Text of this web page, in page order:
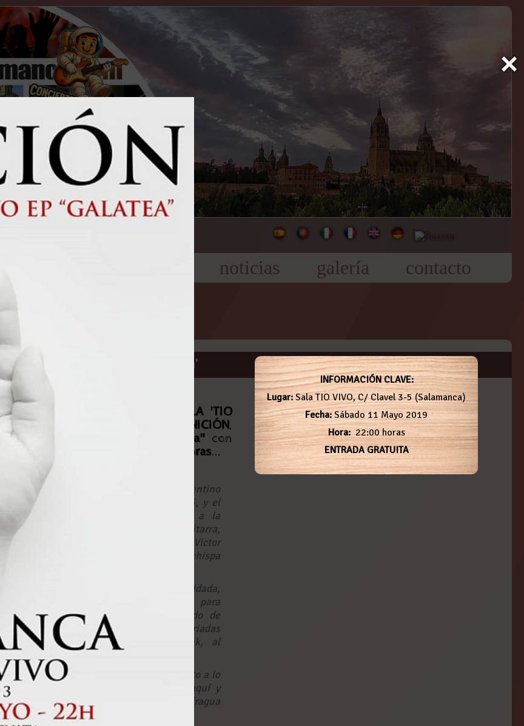
noticias galería contacto
×
INFORMACIÓN CLAVE:
Lugar:Sala TIO VIVO, C/ Clavel 3-5 (Salamanca)
Fecha:Sábado 11 Mayo 2019
Hora:22:00 horas
ENTRADA GRATUITA
IGNICIÓN, nuevo EP 'Galatea'
SÁBADO 11 DE MAYO
SALA 'TIO
VIVO', concierto de IGNICIÓN,
presentando su nuevo EP
"Galatea" con
22:00 horas...
La combustión del grupo musical palentino
Ignición
comenzó a mediados de 2015, y el
material caliente son Sergio Torres a la
guitarra y la voz, Javier Colinas a la guitarra,
Lucas “Pol” Carranza al bajo y Victor
González a la batería, y la ilusión, la chispa
Arranca 2016 con la banda consolidada,
componiendo y ensayando, lista para
presentarse al público con un puñado de
temas en la corriente del rock con variadas
influencias, desde el metal al punk, al
hardcore o al stoner.
Tras dieciocho presentaciones en directo a lo
largo de 2016, compartiendo cartel aquí y
allá con bandas de talla nacional, se fragua
la idea de grabar un primer trabajo.